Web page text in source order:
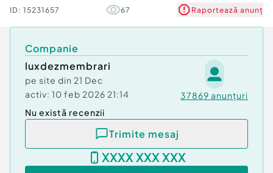
ID: 15231657 67 Raportează anunț
Companie
luxdezmembrari
pe site din 21 Dec
activ: 10 feb 2026 21:14 37869 anunțuri
Nu există recenzii
Trimite mesaj
XXXX XXX XXX